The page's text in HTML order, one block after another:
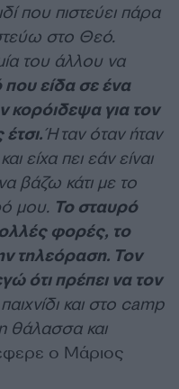
που πιστεύει πάρα
στο Θεό.
του άλλου να
είδα σε ένα
κορόιδεψα για τον
έτσι.Ήταν όταν ήταν
είχα πει εάν είναι
βάζω κάτι με το
μου. Το σταυρό
φορές, το
τηλεόραση. Τον
ότι πρέπει να τον
και στο camp
θάλασσα και
ο Μάριος